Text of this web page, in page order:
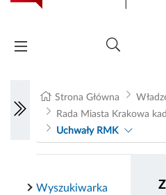
Strona Główna
Rada Miasta Krakowa
Uchwały RMK
Wyszukiwarka